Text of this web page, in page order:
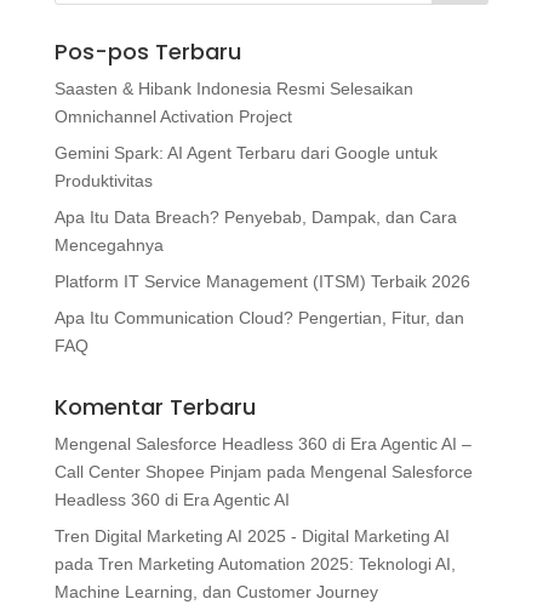
Pos-pos Terbaru
Saasten & Hibank Indonesia Resmi Selesaikan
Omnichannel Activation Project
Gemini Spark: AI Agent Terbaru dari Google untuk
Produktivitas
Apa Itu Data Breach? Penyebab, Dampak, dan Cara
Mencegahnya
Platform IT Service Management (ITSM) Terbaik 2026
Apa Itu Communication Cloud? Pengertian, Fitur, dan
FAQ
Komentar Terbaru
Mengenal Salesforce Headless 360 di Era Agentic AI –
Call Center Shopee Pinjam pada Mengenal Salesforce
Headless 360 di Era Agentic AI
Tren Digital Marketing AI 2025 - Digital Marketing AI
pada Tren Marketing Automation 2025: Teknologi AI,
Machine Learning, dan Customer Journey